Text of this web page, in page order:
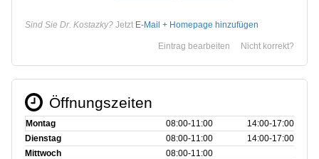
Sind Sie Dr. Kostazky? Jetzt E-Mail + Homepage hinzufügen
Nicht korrekt?
Eintrag bearbeiten
Öffnungszeiten
Montag 08:00‑11:00
14:00‑17:00
Dienstag
08:00‑11:00
14:00‑17:00
Mittwoch
08:00‑11:00